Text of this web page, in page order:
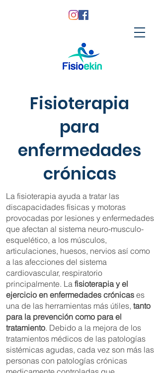
Fisioterapia
para
enfermedades
crónicas
La fisioterapia ayuda a tratar las
discapacidades físicas y motoras
provocadas por lesiones y enfermedades
que afectan al sistema neuro-musculo-
esquelético, a los músculos,
articulaciones, huesos, nervios así como
a las afecciones del sistema
cardiovascular, respiratorio
principalmente. La fisioterapia y el
ejercicio en enfermedades crónicas es
una de las herramientas más útiles, tanto
para la prevención como para el
tratamiento. Debido a la mejora de los
tratamientos médicos de las patologías
sistémicas agudas, cada vez son más las
personas con patologías crónicas